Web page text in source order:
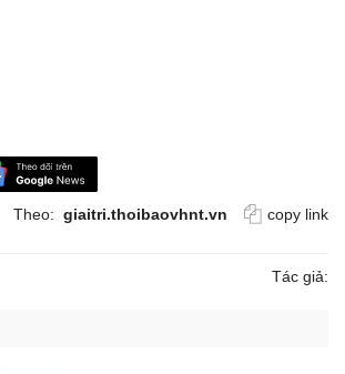
Theo: giaitri.thoibaovhnt.vn copy link
Tác giả: